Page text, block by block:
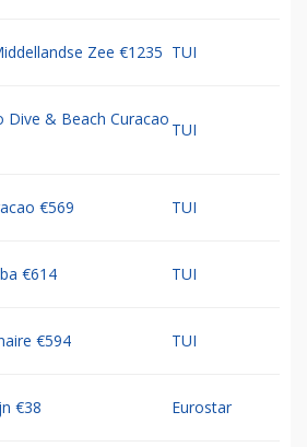
Zee €1235 TUI
Dive & Beach Curacao
TUI
€569 TUI
€614 TUI
€594 TUI
€38 Eurostar